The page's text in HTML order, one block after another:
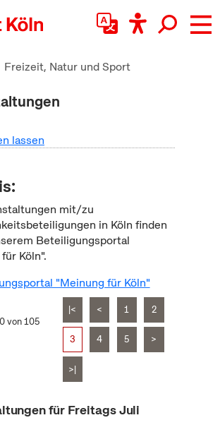
Freizeit, Natur und Sport
lassen
mit/zu
in Köln finden
Beteiligungsportal
Köln".
"Meinung für Köln"
von 105
|< < 1 2
3 4 5 >
>|
für Freitags Juli